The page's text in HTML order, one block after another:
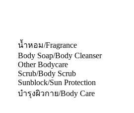
น้ำหอม/Fragrance
Body Soap/Body Cleanser
Other Bodycare
Scrub/Body Scrub
Sunblock/Sun Protection
บำรุงผิวกาย/Body Care